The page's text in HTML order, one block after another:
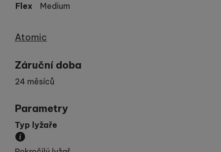
Flex
Medium
Výrobce
Atomic
Záruční doba
24 měsíců
Parametry
Typ lyžaře